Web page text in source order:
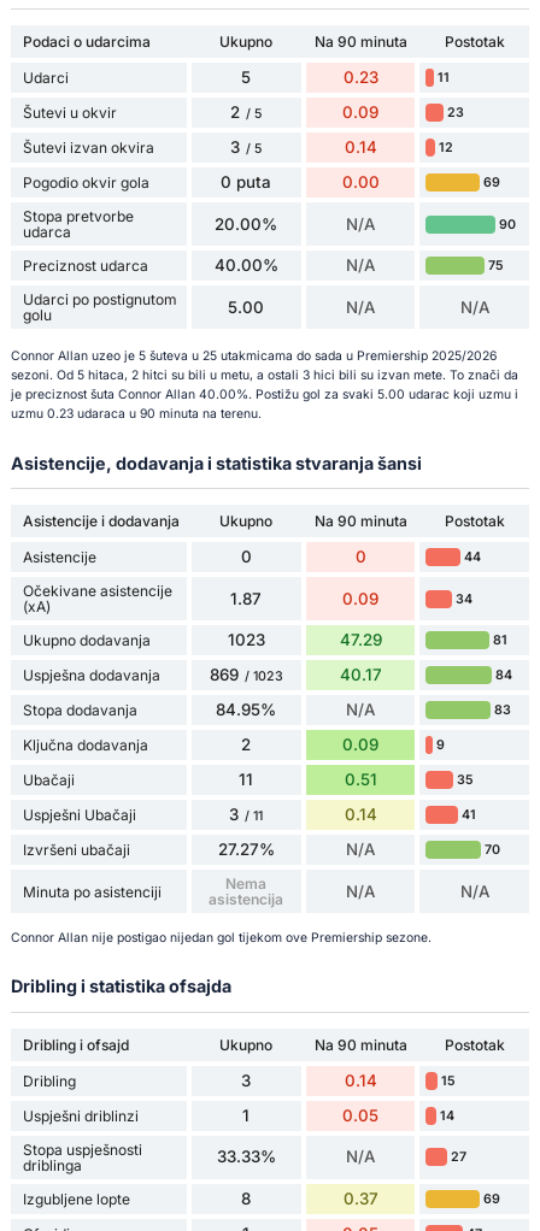
Podaci o udarcima Ukupno Na 90 minuta
Postotak
Udarci
5 0.23 11
Šutevi u okvir 2 / 5 0.09 23
Šutevi izvan okvira 3 / 5 0.14 12
Pogodio okvir gola 0 puta 0.00 69
Stopa pretvorbe
udarca
20.00% N/A 90
Preciznost udarca 40.00% N/A 75
Udarci po postignutom
golu
5.00 N/A N/A
Connor Allan uzeo je 5 šuteva u 25 utakmicama do sada u Premiership 2025/2026
sezoni. Od 5 hitaca, 2 hitci su bili u metu, a ostali 3 hici bili su izvan mete. To znači da
je preciznost šuta Connor Allan 40.00%. Postižu gol za svaki 5.00 udarac koji uzmu i
uzmu 0.23 udaraca u 90 minuta na terenu.
Asistencije, dodavanja i statistika stvaranja šansi
Asistencije i dodavanja Ukupno Na 90 minuta
Postotak
Asistencije
0 0 44
Očekivane asistencije
(xA)
1.87 0.09 34
Ukupno dodavanja 1023 47.29 81
Uspješna dodavanja 869 / 1023 40.17 84
Stopa dodavanja 84.95% N/A 83
Ključna dodavanja 2 0.09 9
Ubačaji 11 0.51 35
Uspješni Ubačaji 3 / 11 0.14 41
Izvršeni ubačaji 27.27% N/A 70
Minuta po asistenciji
Nema
asistencija
N/A N/A
Connor Allan nije postigao nijedan gol tijekom ove Premiership sezone.
Dribling i statistika ofsajda
Dribling i ofsajd Ukupno Na 90 minuta
Postotak
Dribling
3 0.14 15
Uspješni driblinzi 1 0.05 14
Stopa uspješnosti
driblinga
33.33% N/A 27
Izgubljene lopte 8 0.37 69